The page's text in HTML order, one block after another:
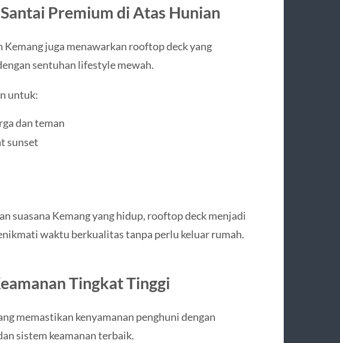
Premium di Atas Hunian
juga menawarkan rooftop deck yang
sentuhan lifestyle mewah.
untuk:
dan teman
sunset
suasana Kemang yang hidup, rooftop deck menjadi
waktu berkualitas tanpa perlu keluar rumah.
Tingkat Tinggi
memastikan kenyamanan penghuni dengan
sistem keamanan terbaik.